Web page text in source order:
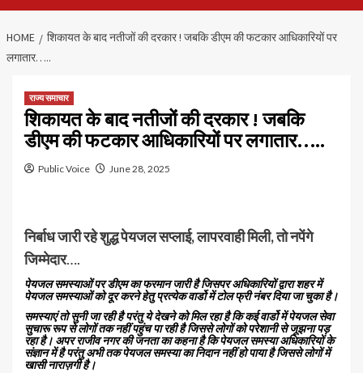
HOME
शिकायत के बाद नतीजों की दरकार ! जबकि डीएम की फटकार आधिकारियों पर
लगातार…..
राज्य समाचार
शिकायत के बाद नतीजों की दरकार ! जबकि
डीएम की फटकार आधिकारियों पर लगातार…..
Public Voice June 28, 2025
निर्बाध जारी रहे शुद्ध पेयजल सप्लाई, लापरवाही मिली, तो नपेंगे
जिम्मेदार….
पेयजल समस्याओं पर डीएम का फरमान जारी है जिसपर अधिकारियों द्वारा शहर में
पेयजल समस्याओं को दूर करने हेतु प्रत्येक वार्डो में टोल फ्री नंबर दिया जा चुका है।
समस्याएं तो सुनी जा रही है परंतु ये देखने को मिल रहा है कि कई वार्डो में पेयजल सेवा
सुचारू रूप से लोगों तक नहीं पहुंच पा रही है जिससे लोगों को परेशानी से जूझना पड़
रहा है। अपर राजीव नगर की जनता का कहना है कि पेयजल समस्या अधिकारियों के
संज्ञान में है परंतु अभी तक पेयजल समस्या का निदान नहीं हो पाया है जिससे लोगों में
खासी नाराज़गी है।